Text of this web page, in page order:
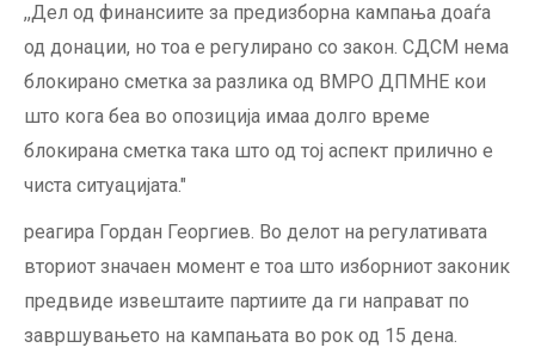
,,Дел од финансиите за предизборна кампања доаѓа
од донации, но тоа е регулирано со закон. СДСМ нема
блокирано сметка за разлика од ВМРО ДПМНЕ кои
што кога беа во опозиција имаа долго време
блокирана сметка така што од тој аспект прилично е
чиста ситуацијата."
реагира Гордан Георгиев. Во делот на регулативата
вториот значаен момент е тоа што изборниот законик
предвиде извештаите партиите да ги направат по
завршувањето на кампањата во рок од 15 дена.